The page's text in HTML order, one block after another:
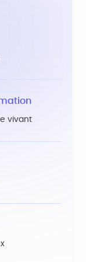
vivant